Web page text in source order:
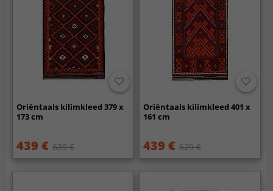
Oriëntaals kilimkleed 379 x
173 cm
439 € 639 €
Oriëntaals kilimkleed 401 x
161 cm
439 € 629 €